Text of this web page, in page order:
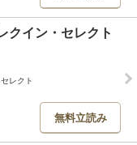
クイン・セレクト
レクト
無料立読み